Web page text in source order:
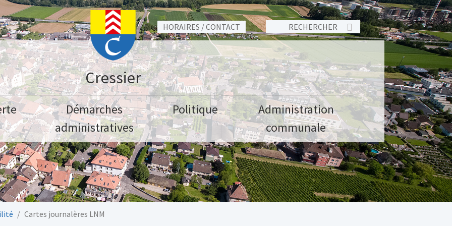
HORAIRES / CONTACT
Cressier
Démarches
administratives
Politique
Administration
communale
Cartes journalères LNM